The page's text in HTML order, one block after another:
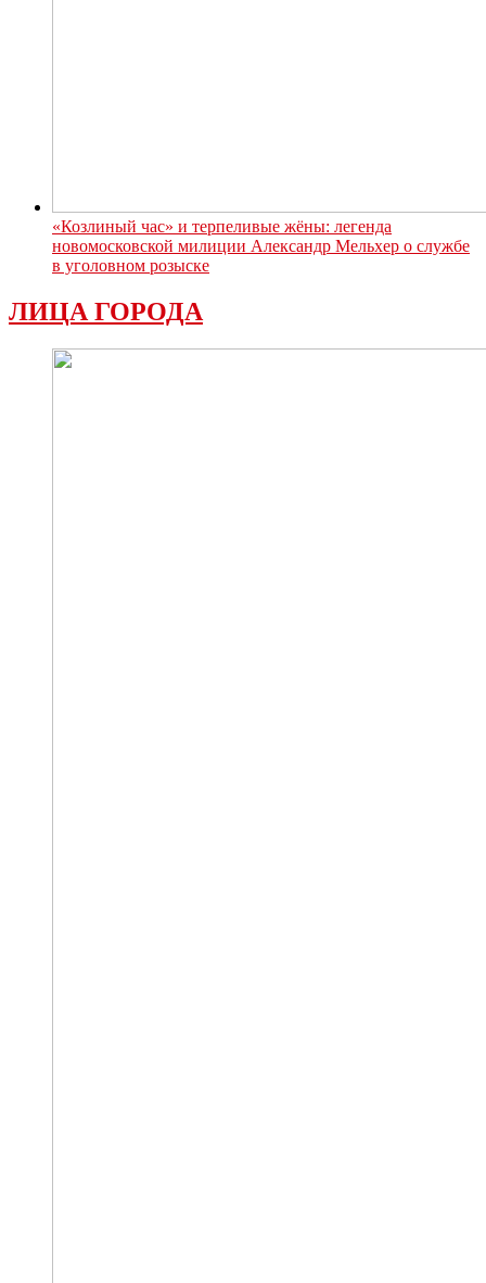
«Козлиный час» и терпеливые жёны: легенда
новомосковской милиции Александр Мельхер о службе
в уголовном розыске
ЛИЦА ГОРОДА